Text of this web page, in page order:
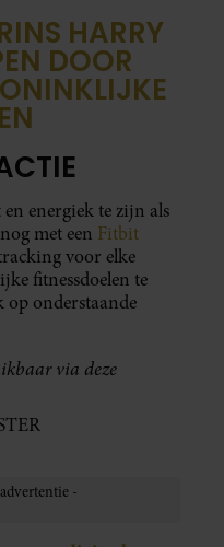
HARRY
DOOR
energiek te zijn als
met een Fitbit
voor elke
fitnessdoelen te
onderstaande
via deze